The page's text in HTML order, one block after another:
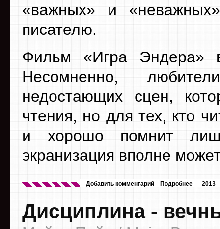
«важных» и
писателю.
Фильм «Игра Эндера»
Несомненно,
недостающих сцен,
чтения, но для тех, кто
и хорошо помнит
экранизация вполне
2013
Добавить комментарий Подробнее
Дисциплина -